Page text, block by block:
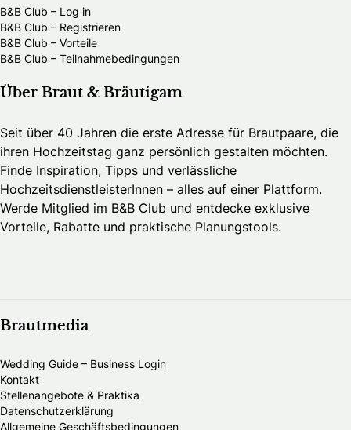
B&B Club – Log in
B&B Club – Registrieren
B&B Club – Vorteile
B&B Club – Teilnahmebedingungen
Über Braut & Bräutigam
Seit über 40 Jahren die erste Adresse für Brautpaare, die
ihren Hochzeitstag ganz persönlich gestalten möchten.
Finde Inspiration, Tipps und verlässliche
HochzeitsdienstleisterInnen – alles auf einer Plattform.
Werde Mitglied im B&B Club und entdecke exklusive
Vorteile, Rabatte und praktische Planungstools.
Brautmedia
Wedding Guide – Business Login
Kontakt
Stellenangebote & Praktika
Datenschutzerklärung
Allgemeine Geschäftsbedingungen